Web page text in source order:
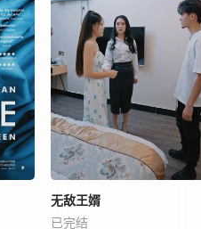
无敌王婿
已完结